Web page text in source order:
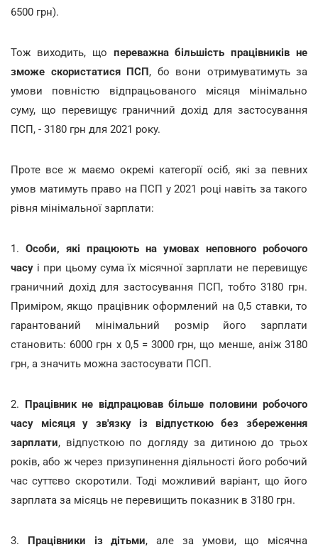
6500 грн).
Тож виходить, що переважна більшість працівників не
зможе скористатися ПСП, бо вони отримуватимуть за
умови повністю відпрацьованого місяця мінімально
суму, що перевищує граничний дохід для застосування
ПСП, - 3180 грн для 2021 року.
Проте все ж маємо окремі категорії осіб, які за певних
умов матимуть право на ПСП у 2021 році навіть за такого
рівня мінімальної зарплати:
1. Особи, які працюють на умовах неповного робочого
часу і при цьому сума їх місячної зарплати не перевищує
граничний дохід для застосування ПСП, тобто 3180 грн.
Приміром, якщо працівник оформлений на 0,5 ставки, то
гарантований мінімальний розмір його зарплати
становить: 6000 грн х 0,5 = 3000 грн, що менше, аніж 3180
грн, а значить можна застосувати ПСП.
2. Працівник не відпрацював більше половини робочого
часу місяця у зв'язку із відпусткою без збереження
зарплати, відпусткою по догляду за дитиною до трьох
років, або ж через призупинення діяльності його робочий
час суттєво скоротили. Тоді можливий варіант, що його
зарплата за місяць не перевищить показник в 3180 грн.
3. Працівники із дітьми, але за умови, що місячна